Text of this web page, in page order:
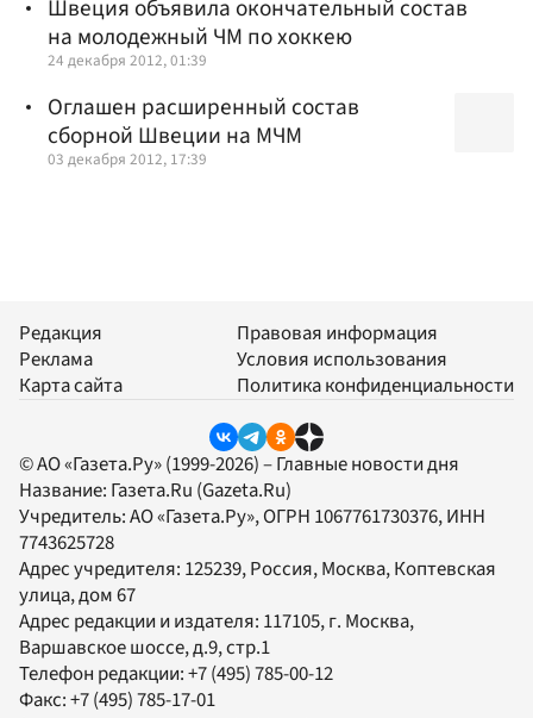
Швеция объявила окончательный состав
на молодежный ЧМ по хоккею
24 декабря 2012, 01:39
Оглашен расширенный состав
сборной Швеции на МЧМ
03 декабря 2012, 17:39
Редакция
Реклама
Карта сайта
Правовая информация
Условия использования
Политика конфиденциальности
© АО «Газета.Ру» (1999-2026) – Главные новости дня
Название: Газета.Ru (Gazeta.Ru)
Учредитель:АО «Газета.Ру», ОГРН 1067761730376, ИНН
7743625728
Адрес учредителя: 125239, Россия, Москва, Коптевская
улица, дом 67
Адрес редакции и издателя: 117105, г. Москва,
Варшавское шоссе, д.9, стр.1
Телефон редакции:+7 (495) 785-00-12
Факс:+7 (495) 785-17-01